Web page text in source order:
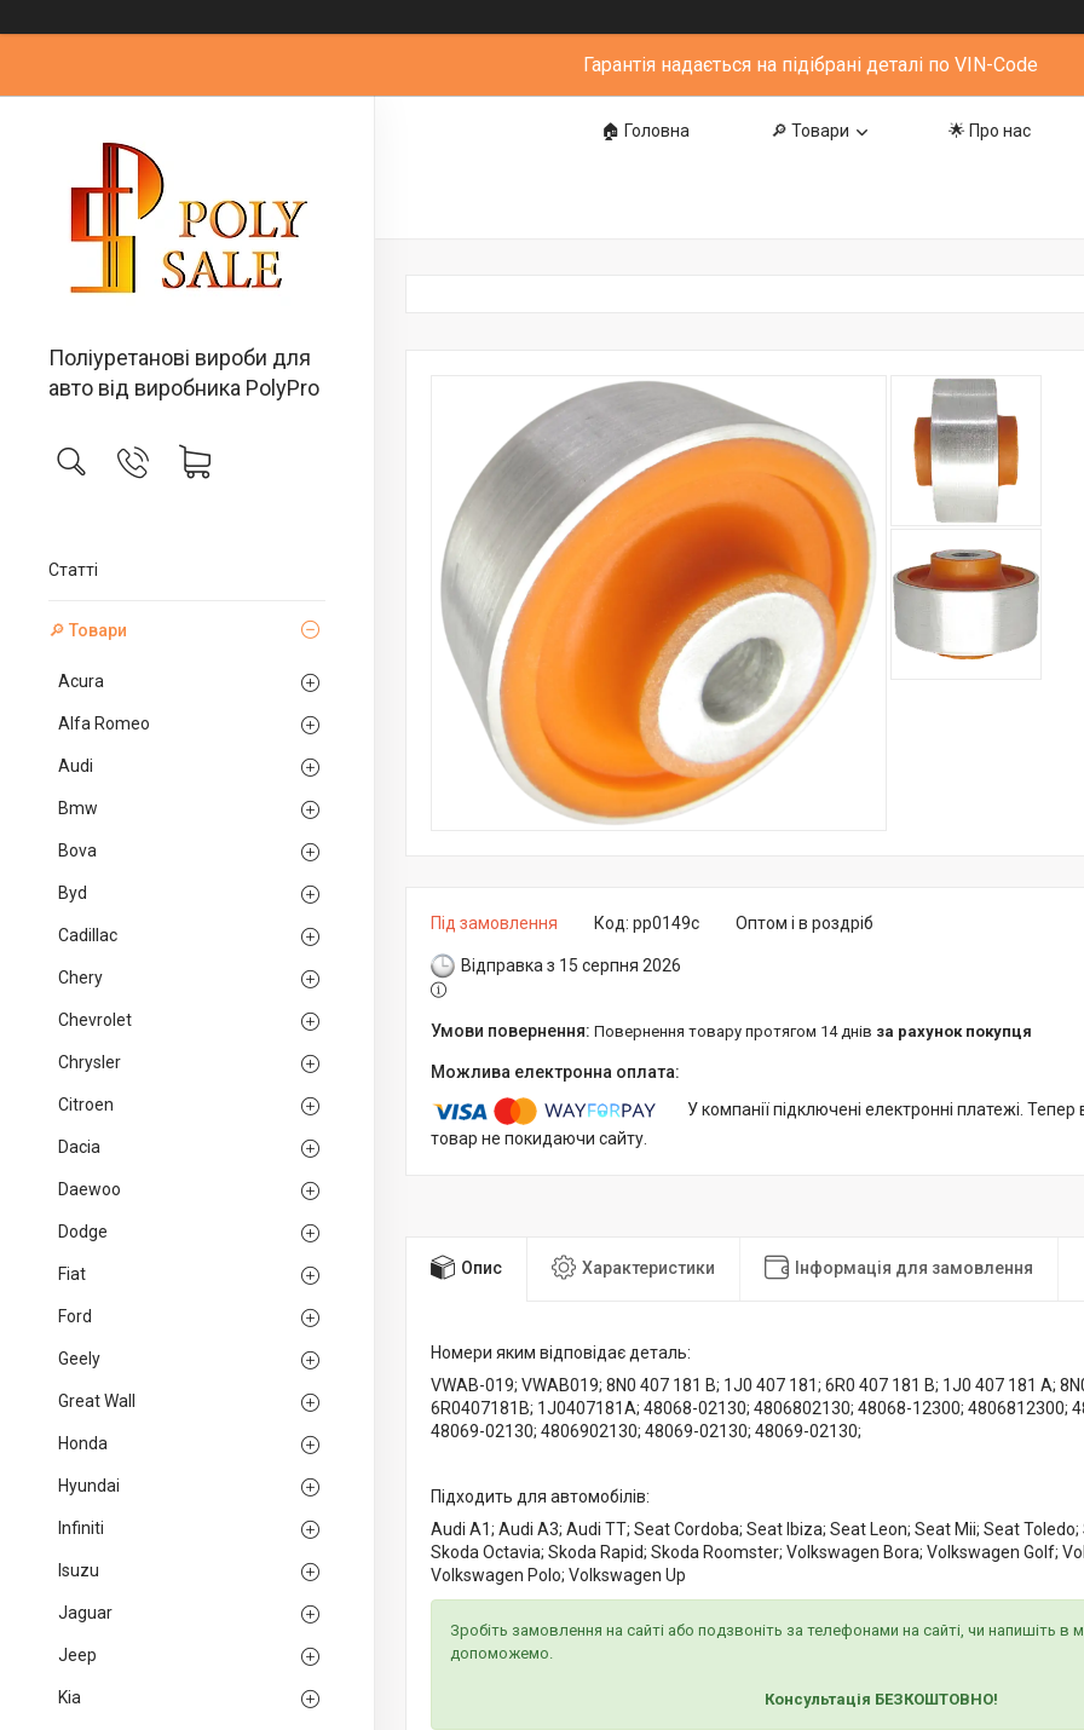
Гарантія надається на підібрані деталі по VIN-Code
Поліуретанові вироби для
авто від виробника PolyPro
Статті
🔎 Товари
Acura
Alfa Romeo
Audi
Bmw
Bova
Byd
Cadillac
Chery
Chevrolet
Chrysler
Citroen
Dacia
Daewoo
Dodge
Fiat
Ford
Geely
Great Wall
Honda
Hyundai
Infiniti
Isuzu
Jaguar
Jeep
Kia
🏠 Головна 🔎 Товари 🌟 Про нас
Під замовлення Оптом і в роздріб
Код: pp0149c
Відправка з 15 серпня 2026
повернення товару протягом 14 днів за рахунок покупця
У компанії підключені електронні платежі.
товар не покидаючи сайту.
Опис Характеристики Інформація для замовлення
Номери яким відповідає деталь:
VWAB-019; VWAB019; 8N0 407 181 B; 1J0 407 181; 6R0 407 181 B; 1J0 407 181 A;
6R0407181B; 1J0407181A; 48068-02130; 4806802130; 48068-12300; 4806812300;
48069-02130; 4806902130; 48069-02130; 48069-02130;
Підходить для автомобілів:
Audi A1; Audi A3; Audi TT; Seat Cordoba; Seat Ibiza; Seat Leon; Seat Mii; Seat Toledo;
Skoda Octavia; Skoda Rapid; Skoda Roomster; Volkswagen Bora; Volkswagen Golf;
Volkswagen Polo; Volkswagen Up
Зробіть замовлення на сайті або подзвоніть за телефонами на сайті, чи напишіть
допоможемо.
Консультація БЕЗКОШТОВНО!